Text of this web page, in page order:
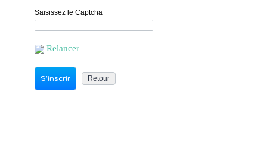
Saisissez le Captcha
Relancer